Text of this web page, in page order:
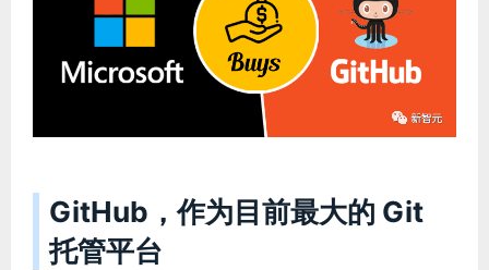
GitHub，作为目前最大的 Git
托管平台